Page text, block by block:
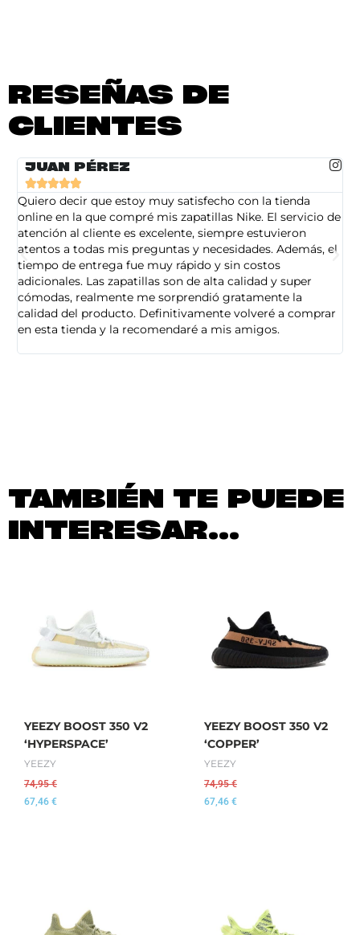
RESEÑAS DE
CLIENTES
JUAN PÉREZ

Quiero decir que estoy muy satisfecho con la tienda
online en la que compré mis zapatillas Nike. El servicio de
atención al cliente es excelente, siempre estuvieron
atentos a todas mis preguntas y necesidades. Además, el
tiempo de entrega fue muy rápido y sin costos
adicionales. Las zapatillas son de alta calidad y super
cómodas, realmente me sorprendió gratamente la
calidad del producto. Definitivamente volveré a comprar
en esta tienda y la recomendaré a mis amigos.
TAMBIÉN TE PUEDE
INTERESAR...
YEEZY BOOST 350 V2
‘HYPERSPACE’
YEEZY
74,95€
67,46 €
YEEZY BOOST 350 V2
‘COPPER’
YEEZY
74,95€
67,46 €